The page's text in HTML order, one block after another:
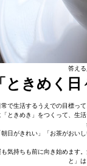
答え
きめく日
で生活するうえでの目標っ
ときめき」をつくって、生
朝日がきれい」「お茶がお
気持ちも前に向き始めます
と」